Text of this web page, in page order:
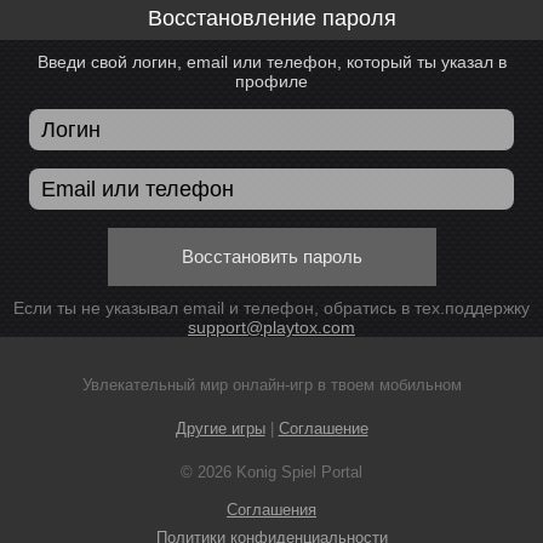
Восстановление пароля
Введи свой логин, email или телефон, который ты указал в
профиле
Восстановить пароль
Если ты не указывал email и телефон, обратись в тех.поддержку
support@playtox.com
Увлекательный мир онлайн-игр в твоем мобильном
Другие игры| Соглашение
© 2026 Konig Spiel Portal
Соглашения
Политики конфиденциальности